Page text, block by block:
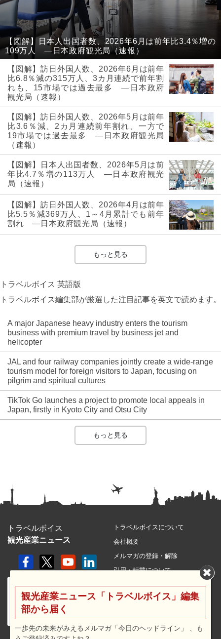
【図解】日本人出国者数、2026年6月は前年比3.4％増の
109万人 ―日本政府観光局（速報）
【図解】訪日外国人数、2026年6月は前年
比6.8％減の315万人、3カ月連続で前年割
れも、15市場では過去最多 ―日本政府
観光局（速報）
【図解】訪日外国人数、2026年5月は前年
比3.6％減、2カ月連続前年割れ、一方で
19市場では過去最多 ―日本政府観光局
（速報）
【図解】日本人出国者数、2026年5月は前
年比4.7％増の113万人 ―日本政府観光
局（速報）
【図解】訪日外国人数、2026年4月は前年
比5.5％減369万人、1～4月累計でも前年
割れ ―日本政府観光局（速報）
もっと見る
トラベルボイス 英語版
トラベルボイス編集部が厳選した注目記事を英文で読めます。
A major Japanese heavy industry enters the tourism
business with premium travel by business jet and
helicopter
JAL and four railway companies jointly create a wide-range
tourism model for foreign visitors to Japan, focusing on
pilgrim and spiritual cultures
TikTok Go launches a project to promote local appeals in
Japan, firstly in Kyoto City and Otsu City
もっと見る
トラベルボイス
観光産業ニュース
トラベルボイスについて
会社概要
メルマガの登録・解除
引用・転載について
利用規約
広告メニュー・料金
観光産業ニュース「トラベルボイス」編集
部から届く
一歩先の未来がみえるメルマガ「今日のヘッドライン」 、も